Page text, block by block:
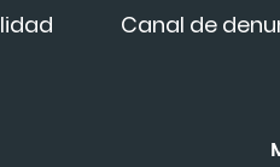
Canal de